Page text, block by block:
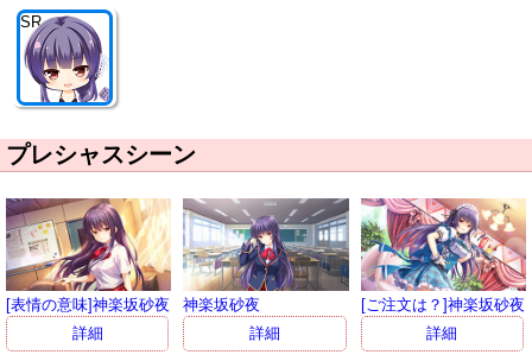
SR
プレシャスシーン
[表情の意味]神楽坂砂夜
詳細
神楽坂砂夜
詳細
[ご注文は？]神楽坂砂夜
詳細